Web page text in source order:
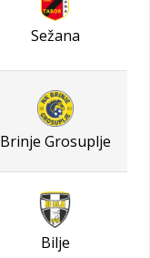
Sežana
Brinje Grosuplje
Bilje